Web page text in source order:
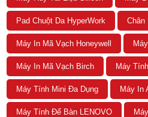
Pad Chuột Da HyperWork
Máy In Mã Vạch Honeywell
Máy In Mã Vạch Birch Máy
Máy Tính Mini Đa Dụng Máy
Máy Tính Để Bàn LENOVO